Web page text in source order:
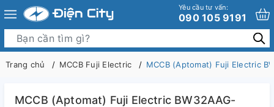
Yêu cầu tư vấn:
090 105 9191
Trang chủ MCCB Fuji Electric MCCB (Aptomat) Fuji Electric
MCCB (Aptomat) Fuji Electric BW32AAG-